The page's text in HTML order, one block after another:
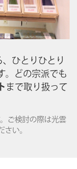
ひとりひとり
。どの宗派でも
まで取り扱って
ご検討の際は光雲
さい。